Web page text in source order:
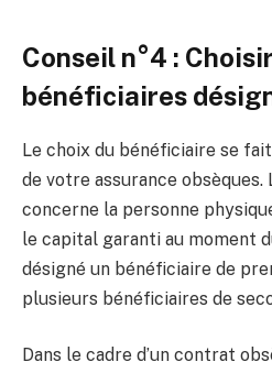
Conseil n°4 :
bénéficiaires
Le choix du bénéficiaire se
de votre assurance
concerne la personne
le capital garanti au moment
désigné un bénéficiaire de
plusieurs bénéficiaires de
Dans le cadre d’un contrat